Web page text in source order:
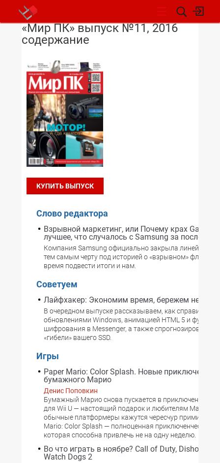
НОВОСТИ
«Мир ПК» выпуск №11, 2016
содержание
КУПИТЬ ВЫПУСК
Слово редактора
Взрывной маркетинг, или Почему крах Galaxy
лучшее, что случалось с Samsung за
Компания Samsung официально закрыла линейку
тем самым черту под историей о «взрывном»
время подвести итоги и нам.
Советуем
Лайфхакер: Экономим время, бережем нервы
В очередном выпуске рассказываем, как справиться с
обновлениями Windows, анимацией HTML 5 и
шифрования в Messenger, а также спрогнозировать
«гибели» вашего SSD.
Игры
Paper Mario: Color Splash. Новые приключения
бумажного Марио
Денис Поповкин
Бумажный Марио снова пускается в приключения.
для Wii U — настоящий подарок и любителям Марио, и
обычные платформеры кажутся чересчур
Mario: Color Splash — полноценная приключенческая
которая способна привлечь не на одну неделю.
Во что играть в ноябре? Call of Duty,
Watch Dogs 2